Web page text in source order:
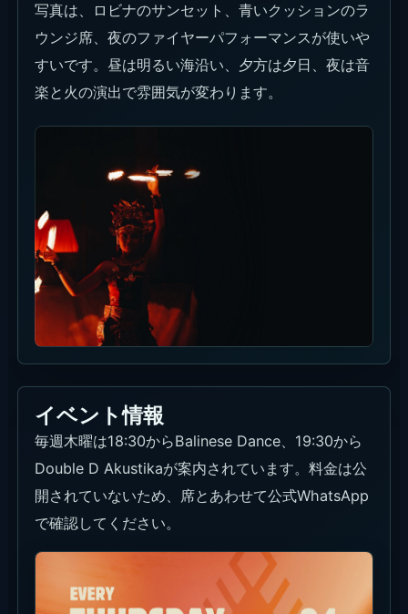
写真は、ロビナのサンセット、青いクッションのラ
ウンジ席、夜のファイヤーパフォーマンスが使いや
すいです。昼は明るい海沿い、夕方は夕日、夜は音
楽と火の演出で雰囲気が変わります。
イベント情報
毎週木曜は18:30からBalinese Dance、19:30から
Double D Akustikaが案内されています。料金は公
開されていないため、席とあわせて公式WhatsApp
で確認してください。